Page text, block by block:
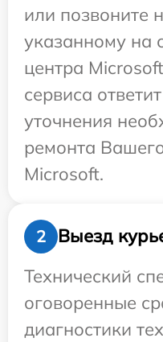
или позвоните
указанному на
центра
сервиса
уточнения
ремонта
Microsoft.
2
Выезд
Технический
оговоренные
диагностики